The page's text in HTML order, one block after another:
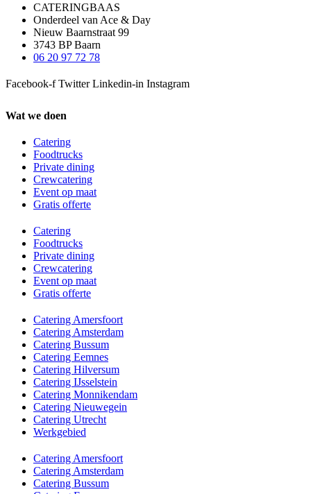
CATERINGBAAS
Onderdeel van Ace & Day
Nieuw Baarnstraat 99
3743 BP Baarn
06 20 97 72 78
Facebook-f Twitter Linkedin-in Instagram
Wat we doen
Catering
Foodtrucks
Private dining
Crewcatering
Event op maat
Gratis offerte
Catering
Foodtrucks
Private dining
Crewcatering
Event op maat
Gratis offerte
Catering Amersfoort
Catering Amsterdam
Catering Bussum
Catering Eemnes
Catering Hilversum
Catering IJsselstein
Catering Monnikendam
Catering Nieuwegein
Catering Utrecht
Werkgebied
Catering Amersfoort
Catering Amsterdam
Catering Bussum